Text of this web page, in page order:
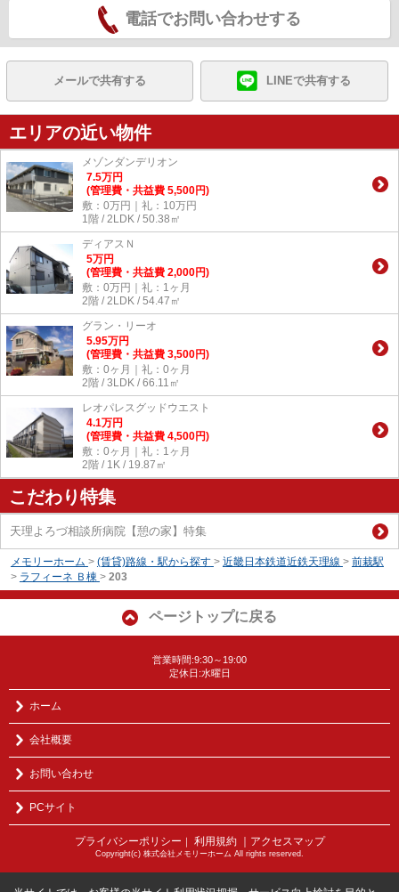
電話でお問い合わせする
メールで共有する LINEで共有する
エリアの近い物件
メゾンダンデリオン
7.5万円
(管理費・共益費 5,500円)
敷：0万円｜礼：10万円
1階 / 2LDK / 50.38㎡
ディアスＮ
5万円
(管理費・共益費 2,000円)
敷：0万円｜礼：1ヶ月
2階 / 2LDK / 54.47㎡
グラン・リーオ
5.95万円
(管理費・共益費 3,500円)
敷：0ヶ月｜礼：0ヶ月
2階 / 3LDK / 66.11㎡
レオパレスグッドウエスト
4.1万円
(管理費・共益費 4,500円)
敷：0ヶ月｜礼：1ヶ月
2階 / 1K / 19.87㎡
こだわり特集
天理よろづ相談所病院【憩の家】特集
メモリーホーム > (賃貸)路線・駅から探す > 近畿日本鉄道近鉄天理線 > 前栽駅
> ラフィーネ Ｂ棟 > 203
ページトップに戻る
営業時間:9:30～19:00
定休日:水曜日
ホーム
会社概要
お問い合わせ
PCサイト
プライバシーポリシー ｜ 利用規約 ｜アクセスマップ
Copyright(c) 株式会社メモリーホーム All rights reserved.